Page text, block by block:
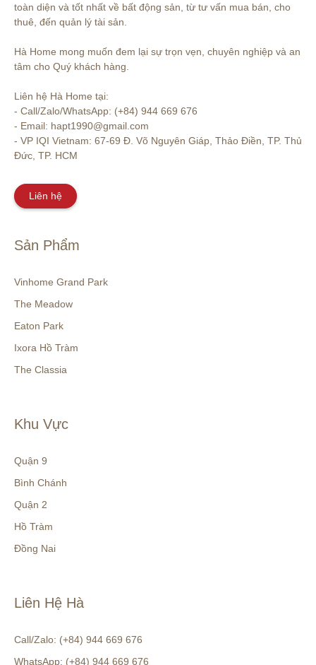
toàn diện và tốt nhất về bất động sản, từ tư vấn mua bán, cho
thuê, đến quản lý tài sản.
Hà Home mong muốn đem lại sự trọn vẹn, chuyên nghiệp và an
tâm cho Quý khách hàng.
Liên hệ Hà Home tại:
- Call/Zalo/WhatsApp: (+84) 944 669 676
- Email: hapt1990@gmail.com
- VP IQI Vietnam: 67-69 Đ. Võ Nguyên Giáp, Thảo Điền, TP. Thủ
Đức, TP. HCM
Liên hệ
Sản Phẩm
Vinhome Grand Park
The Meadow
Eaton Park
Ixora Hồ Tràm
The Classia
Khu Vực
Quận 9
Bình Chánh
Quận 2
Hồ Tràm
Đồng Nai
Liên Hệ Hà
Call/Zalo: (+84) 944 669 676
WhatsApp: (+84) 944 669 676